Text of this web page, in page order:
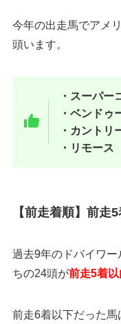
今年の出走馬でアメ
頭います。
・スーパー
・ベンドゥ
・カントリ
・リモース
【前走着順】前走
過去9年のドバイワー
ちの24頭が前走5着以
前走6着以下だった